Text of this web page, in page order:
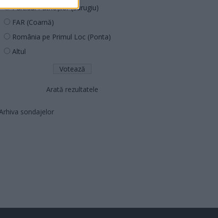
Partidul Patrioților (Surugiu)
FAR (Coarnă)
România pe Primul Loc (Ponta)
Altul
Arată rezultatele
sondajelor